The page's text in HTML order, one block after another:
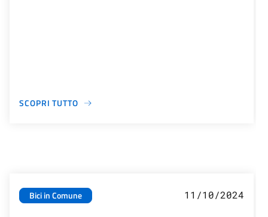
SCOPRI TUTTO
Bici in Comune 11/10/2024